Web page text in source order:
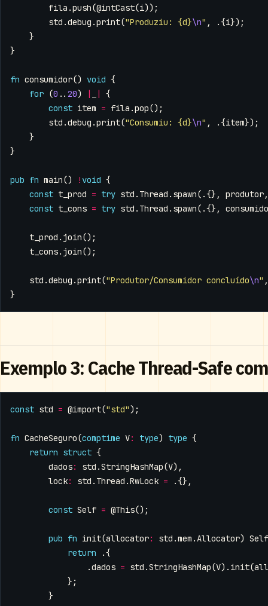
fila .push(@intCast(i));
std .debug .print("Produziu: {d}\n" , .{i});
}
}
fn consumidor() void {
for (0 .. 20)
{
const item = fila .pop();
std .debug .print("Consumiu: {d}\n" , .{item});
}
}
pub fn main() ! void {
const t_prod = try std . Thread . spawn(.{}, produtor,
const t_cons = try std . Thread . spawn(.{},
t_prod . join();
t_cons. join();
std .debug .print("Produtor/Consumidor concluído\n" ,
}
Exemplo 3: Cache Thread-Safe
const std = @import("std" );
fn CacheSeguro(comptime V: type) type {
return struct {
dados: std .StringHashMap(V),
lock: std . Thread .RwLock = .{},
const Self = @This();
pub fn init(allocator: std .mem .Allocator) Self
return
.{
.dados = std .StringHashMap(V). init(
};
}